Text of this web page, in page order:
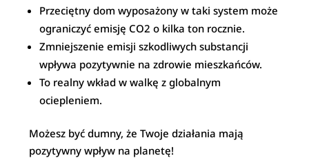
Przeciętny dom wyposażony w taki system może
ograniczyć emisję CO2 o kilka ton rocznie.
Zmniejszenie emisji szkodliwych substancji
wpływa pozytywnie na zdrowie mieszkańców.
To realny wkład w walkę z globalnym
ociepleniem.
Możesz być dumny, że Twoje działania mają
pozytywny wpływ na planetę!